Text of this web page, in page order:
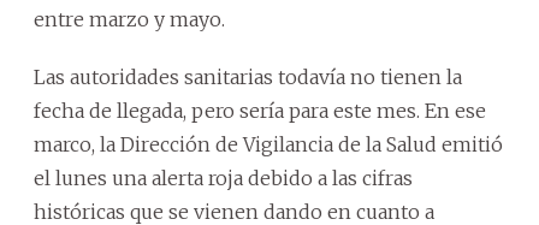
entre marzo y mayo.
Las autoridades sanitarias todavía no tienen la
fecha de llegada, pero sería para este mes. En ese
marco, la Dirección de Vigilancia de la Salud emitió
el lunes una alerta roja debido a las cifras
históricas que se vienen dando en cuanto a